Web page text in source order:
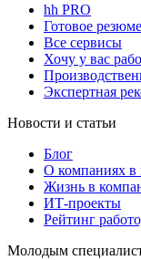
hh PRO
Готовое резюме
Все сервисы
Хочу у вас
Экспертная
Новости и статьи
Блог
О компаниях в
Жизнь в
ИТ-проекты
Рейтинг
Молодым